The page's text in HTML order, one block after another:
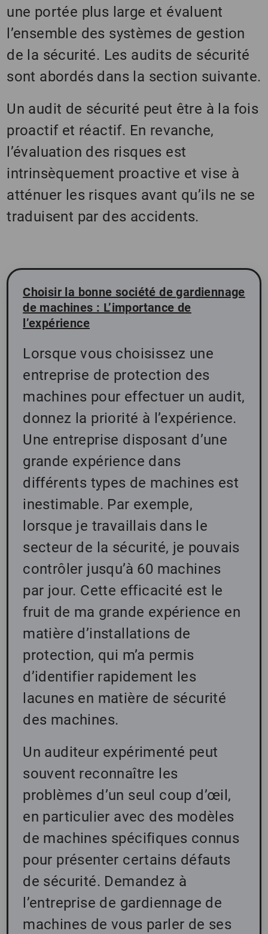
une portée plus large et évaluent
l’ensemble des systèmes de gestion
de la sécurité. Les audits de sécurité
sont abordés dans la section suivante.
Un audit de sécurité peut être à la fois
proactif et réactif. En revanche,
l’évaluation des risques est
intrinsèquement proactive et vise à
atténuer les risques avant qu’ils ne se
traduisent par des accidents.
Choisir la bonne société de gardiennage
de machines : L’importance de
l’expérience
Lorsque vous choisissez une
entreprise de protection des
machines pour effectuer un audit,
donnez la priorité à l’expérience.
Une entreprise disposant d’une
grande expérience dans
différents types de machines est
inestimable. Par exemple,
lorsque je travaillais dans le
secteur de la sécurité, je pouvais
contrôler jusqu’à 60 machines
par jour. Cette efficacité est le
fruit de ma grande expérience en
matière d’installations de
protection, qui m’a permis
d’identifier rapidement les
lacunes en matière de sécurité
des machines.
Un auditeur expérimenté peut
souvent reconnaître les
problèmes d’un seul coup d’œil,
en particulier avec des modèles
de machines spécifiques connus
pour présenter certains défauts
de sécurité. Demandez à
l’entreprise de gardiennage de
machines de vous parler de ses